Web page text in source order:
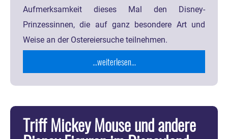
Aufmerksamkeit dieses Mal den Disney-
Prinzessinnen, die auf ganz besondere Art und
Weise an der Ostereiersuche teilnehmen.
...weiterlesen...
Triff Mickey Mouse und andere